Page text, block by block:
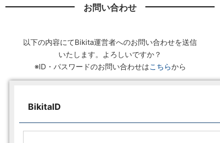
お問い合わせ
以下の内容にてBikita運営者へのお問い合わせを送信
いたします。よろしいですか？
※ID・パスワードのお問い合わせはこちらから
BikitaID